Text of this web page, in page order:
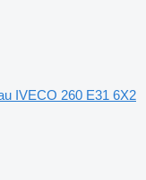
IVECO 260 E31 6X2